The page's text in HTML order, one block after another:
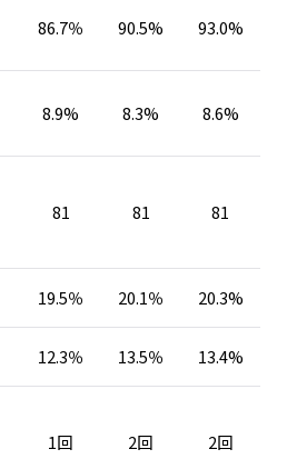
86.7％ 90.5% 93.0%
8.9% 8.3% 8.6%
81 81 81
19.5％ 20.1％ 20.3%
12.3％ 13.5％ 13.4%
1回 2回 2回